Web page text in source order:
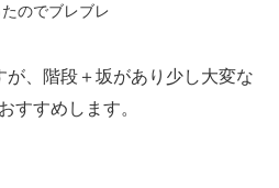
のでブレブレ
、階段＋坂があり少し大変な
すすめします。